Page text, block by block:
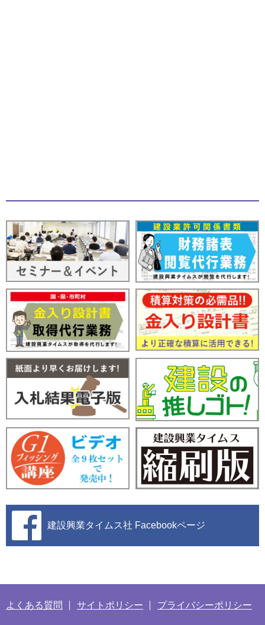
建設興業タイムス社 Facebookページ
よくある質問 サイトポリシー プライバシーポリシー